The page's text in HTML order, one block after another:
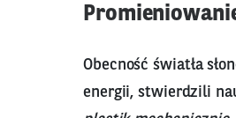
Obecność światła
energii, stwierdzili